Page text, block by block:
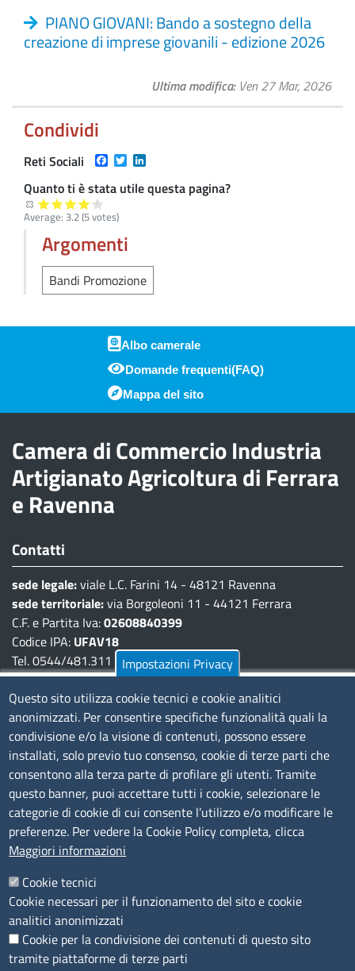
PIANO GIOVANI: Bando a sostegno della
creazione di imprese giovanili - edizione 2026
Ultima modifica Ven 27 Mar, 2026
Condividi
Reti Sociali Facebook
Twitter
Quanto ti è stata utile questa pagina?
Average: 3.2(5votes)
Argomenti
Bandi Promozione
Piè di pagina
Albo camerale
Domande frequenti(FAQ)
Mappa del sito
Camera di Commercio Industria
Artigianato Agricoltura di Ferrara
e Ravenna
Contatti
sede legale:viale L.C. Farini 14 - 48121 Ravenna
sede territoriale:via Borgoleoni 11 - 44121 Ferrara
C.F. e Partita Iva:02608840399
Codice IPA: UFAV18
Tel. 0544/481.311 - 0532/783.711
Pec:cciaa@pec.fera.camcom.it
Amministrazione Trasparente
Bandi di gara
Bilanci
Concorsi e selezioni
Procedimenti
Provvedimenti
Seguici su
Sito web
Impostazioni Privacy
Questo sito utilizza cookie tecnici e cookie analitici
anonimizzati. Per consentire specifiche funzionalità quali la
condivisione e/o la visione di contenuti, possono essere
installati, solo previo tuo consenso, cookie di terze parti che
consentono alla terza parte di profilare gli utenti. Tramite
questo banner, puoi accettare tutti i cookie, selezionare le
categorie di cookie di cui consente l’utilizzo e/o modificare le
preferenze. Per vedere la Cookie Policy completa, clicca
Maggiori informazioni
Cookie tecnici
Cookie necessari per il funzionamento del sito e cookie
analitici anonimizzati
Cookie per la condivisione dei contenuti di questo sito
tramite piattaforme di terze parti